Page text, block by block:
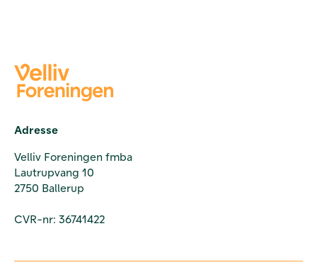
Adresse
Velliv Foreningen fmba
Lautrupvang 10
2750 Ballerup
CVR-nr: 36741422